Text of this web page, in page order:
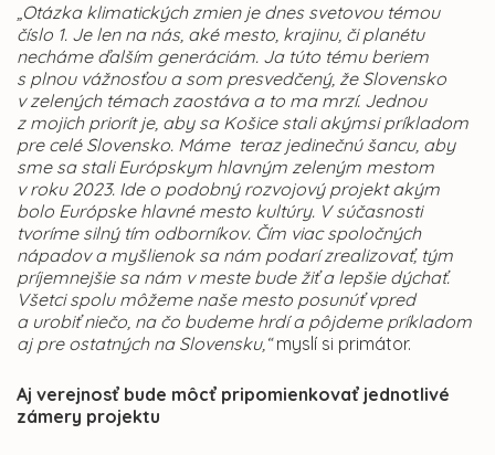
„Otázka klimatických zmien je dnes svetovou témou
číslo 1. Je len na nás, aké mesto, krajinu, či planétu
necháme ďalším generáciám. Ja túto tému beriem
s plnou vážnosťou a som presvedčený, že Slovensko
v zelených témach zaostáva a to ma mrzí. Jednou
z mojich priorít je, aby sa Košice stali akýmsi príkladom
pre celé Slovensko. Máme teraz jedinečnú šancu, aby
sme sa stali Európskym hlavným zeleným mestom
v roku 2023. Ide o podobný rozvojový projekt akým
bolo Európske hlavné mesto kultúry. V súčasnosti
tvoríme silný tím odborníkov. Čím viac spoločných
nápadov a myšlienok sa nám podarí zrealizovať, tým
príjemnejšie sa nám v meste bude žiť a lepšie dýchať.
Všetci spolu môžeme naše mesto posunúť vpred
a urobiť niečo, na čo budeme hrdí a pôjdeme príkladom
aj pre ostatných na Slovensku,“myslí si primátor.
Aj verejnosť bude môcť pripomienkovať jednotlivé
zámery projektu